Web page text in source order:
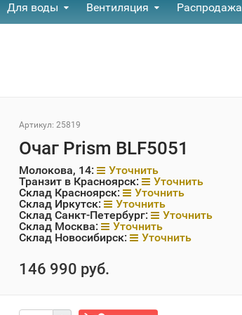
Для воды Вентиляция Распродажа
Артикул: 25819
Очаг Prism BLF5051
Молокова, 14:
Уточнить
Транзит в Красноярск:
Уточнить
Склад Красноярск:
Уточнить
Склад Иркутск:
Уточнить
Склад Санкт-Петербург:
Уточнить
Склад Москва:
Уточнить
Склад Новосибирск:
Уточнить
146 990 руб.